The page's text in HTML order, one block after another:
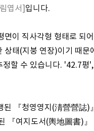
엽서] 입니다.
면이 직사각형 형태로 되
상태(지붕 연장)이기 때
할 수 있습니다. '42.7
된 『청영영지(淸營營誌
『여지도서(輿地圖書)』